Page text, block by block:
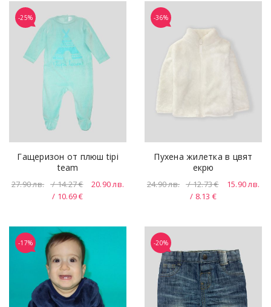
-25%
Гащеризон от плюш tipi
team
27.90лв. / 14.27 € 20.90лв.
/ 10.69 €
-36%
Пухена жилетка в цвят
екрю
24.90лв. / 12.73 € 15.90лв.
/ 8.13 €
-17% -20%